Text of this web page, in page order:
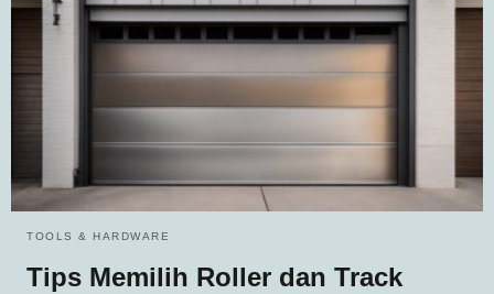
TOOLS & HARDWARE
Tips Memilih Roller dan Track